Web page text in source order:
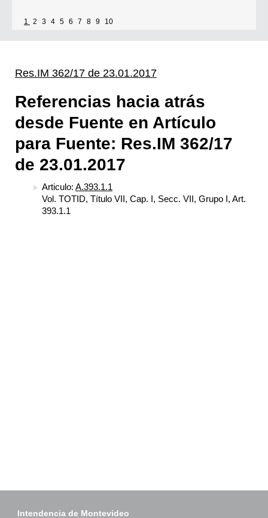
1 2 3 4 5 6 7 8 9 10
Res.IM 362/17 de 23.01.2017
Referencias hacia atrás
desde Fuente en Artículo
para Fuente: Res.IM 362/17
de 23.01.2017
Articulo: A.393.1.1
Vol. TOTID, Título VII, Cap. I, Secc. VII, Grupo I, Art.
393.1.1
Intendencia de Montevideo